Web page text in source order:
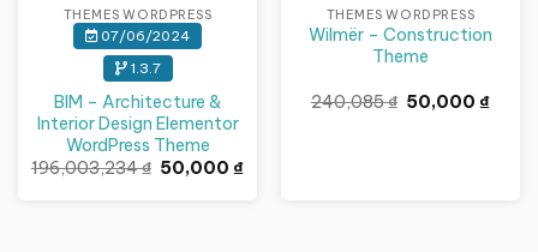
THEMES WORDPRESS
07/06/2024
1.3.7
BIM – Architecture &
Interior Design Elementor
WordPress Theme
196,003,234₫ Giá
gốc
50,000₫Giá
THEMES WORDPRESS
Wilmër – Construction
Theme
240,085₫ Giá
gốc
50,000₫Giá